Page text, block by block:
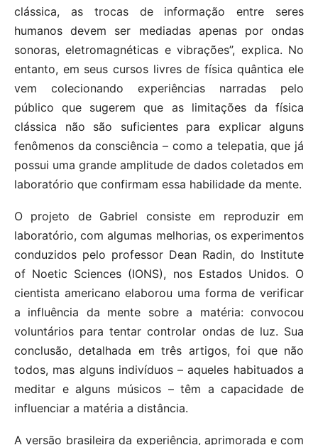
clássica, as trocas de informação entre seres
humanos devem ser mediadas apenas por ondas
sonoras, eletromagnéticas e vibrações”, explica. No
entanto, em seus cursos livres de física quântica ele
vem colecionando experiências narradas pelo
público que sugerem que as limitações da física
clássica não são suficientes para explicar alguns
fenômenos da consciência – como a telepatia, que já
possui uma grande amplitude de dados coletados em
laboratório que confirmam essa habilidade da mente.
O projeto de Gabriel consiste em reproduzir em
laboratório, com algumas melhorias, os experimentos
conduzidos pelo professor Dean Radin, do Institute
of Noetic Sciences (IONS), nos Estados Unidos. O
cientista americano elaborou uma forma de verificar
a influência da mente sobre a matéria: convocou
voluntários para tentar controlar ondas de luz. Sua
conclusão, detalhada em três artigos, foi que não
todos, mas alguns indivíduos – aqueles habituados a
meditar e alguns músicos – têm a capacidade de
influenciar a matéria a distância.
A versão brasileira da experiência, aprimorada e com